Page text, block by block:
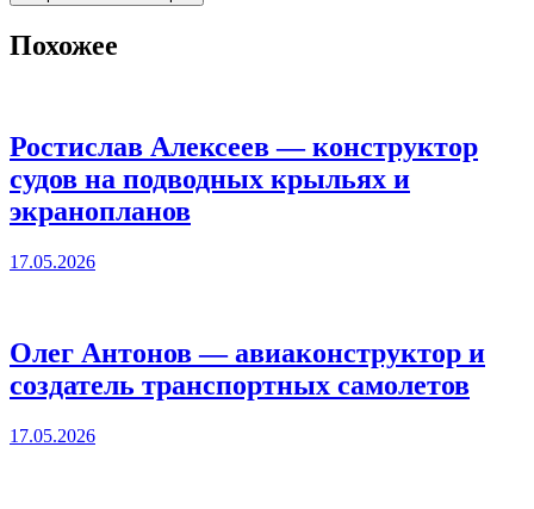
Похожее
Ростислав Алексеев — конструктор
судов на подводных крыльях и
экранопланов
17.05.2026
Олег Антонов — авиаконструктор и
создатель транспортных самолетов
17.05.2026